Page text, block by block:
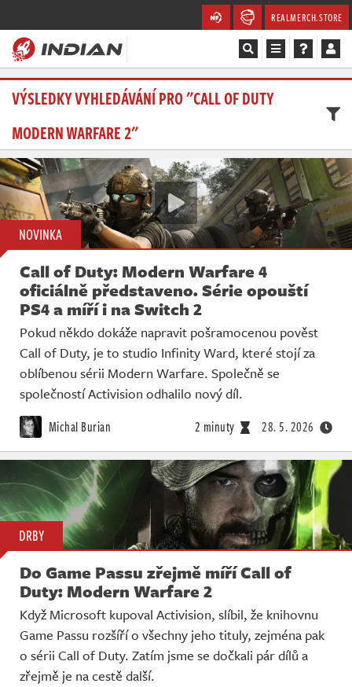
REALMERCH.STORE
Magazín
Recenze
Videa
Soutěže
Databáze
Komunita
Redakce
Živě
VÝSLEDKY VYHLEDÁVÁNÍ PRO "CALL OF DUTY
MODERN WARFARE 2"
NOVINKA
Call of Duty: Modern Warfare 4
oficiálně představeno. Série opouští
PS4 a míří i na Switch 2
Pokud někdo dokáže napravit pošramocenou pověst
Call of Duty, je to studio Infinity Ward, které stojí za
oblíbenou sérii Modern Warfare. Společně se
společností Activision odhalilo nový díl.
Michal Burian 2 minuty 28. 5. 2026
DRBY
Do Game Passu zřejmě míří Call of
Duty: Modern Warfare 2
Když Microsoft kupoval Activision, slíbil, že knihovnu
Game Passu rozšíří o všechny jeho tituly, zejména pak
o sérii Call of Duty. Zatím jsme se dočkali pár dílů a
zřejmě je na cestě další.